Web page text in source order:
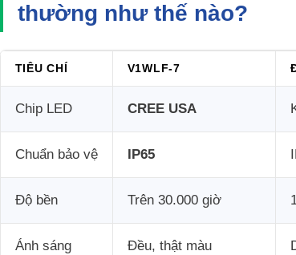
thường như thế nào?
TIÊU CHÍ V1WLF-7
Chip LED CREE USA
Chuẩn bảo vệ IP65
Độ bền Trên 30.000 giờ
Ánh sáng Đều, thật màu